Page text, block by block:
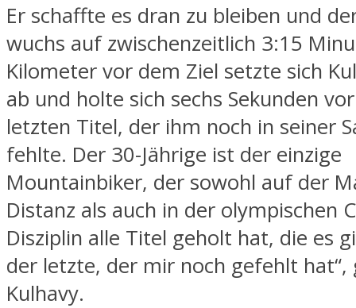
Er schaffte es dran zu bleiben und
wuchs auf zwischenzeitlich 3:15
Kilometer vor dem Ziel setzte sich
ab und holte sich sechs Sekunden
letzten Titel, der ihm noch in seiner
fehlte. Der 30-Jährige ist der einzige
Mountainbiker, der sowohl auf der
Distanz als auch in der olympischen
Disziplin alle Titel geholt hat, die es
der letzte, der mir noch gefehlt hat“,
Kulhavy.